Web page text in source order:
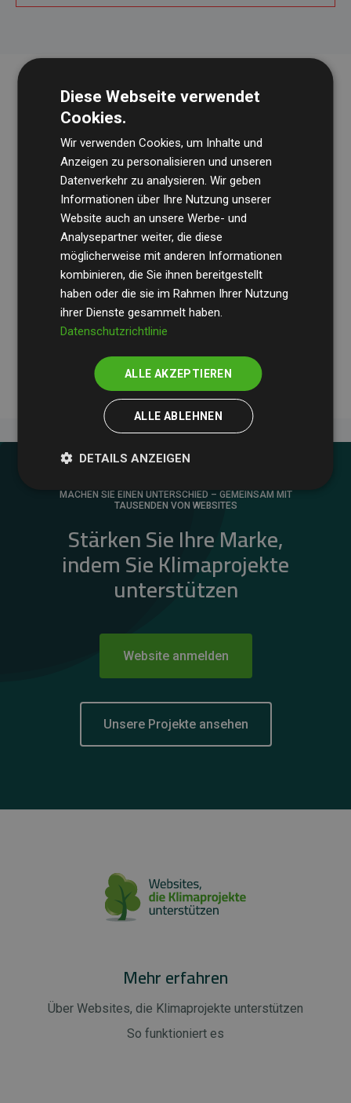
Die Wirtschaftsprüfungsgesellschaft BDOüberprüft
regelmäßig unsere Berechnungen und Methodik, um
Transparenz und Verlässlichkeit sicherzustellen.
Ihre Prüfungen belegen, dass unsere Investitionen in
Klimaschutzprojekte im Durchschnitt200 % der
geschätzten CO₂-Emissionender teilnehmenden
Websites kompensieren – ein klarer Nachweis für die
messbare Klimawirkung unseres Ansatzes.
MACHEN SIE EINEN UNTERSCHIED – GEMEINSAM MIT
TAUSENDEN VON WEBSITES
Stärken Sie Ihre Marke,
indem Sie Klimaprojekte
unterstützen
Website anmelden
Unsere Projekte ansehen
Mehr erfahren
Über Websites, die Klimaprojekte unterstützen
So funktioniert es
Diese Webseite verwendet
Cookies.
Wir verwenden Cookies, um Inhalte und
Anzeigen zu personalisieren und unseren
Datenverkehr zu analysieren. Wir geben
Informationen über Ihre Nutzung unserer
Website auch an unsere Werbe- und
Analysepartner weiter, die diese
möglicherweise mit anderen Informationen
kombinieren, die Sie ihnen bereitgestellt
haben oder die sie im Rahmen Ihrer Nutzung
ihrer Dienste gesammelt haben.
Datenschutzrichtlinie
ALLE AKZEPTIEREN
ALLE ABLEHNEN
DETAILS ANZEIGEN